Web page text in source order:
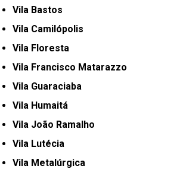
Vila Bastos
Vila Camilópolis
Vila Floresta
Vila Francisco Matarazzo
Vila Guaraciaba
Vila Humaitá
Vila João Ramalho
Vila Lutécia
Vila Metalúrgica